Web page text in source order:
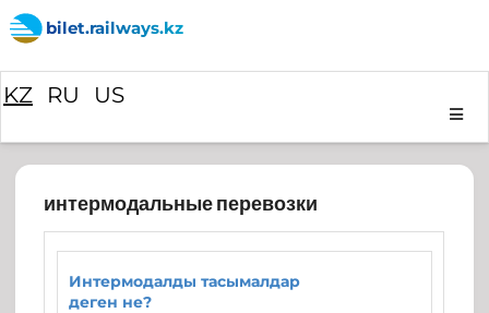
bilet.railways.kz
KZ RU US
интермодальные перевозки
Интермодалды тасымалдар
деген не?